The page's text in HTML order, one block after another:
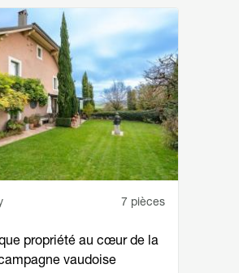
7 pièces
propriété au cœur de la
vaudoise